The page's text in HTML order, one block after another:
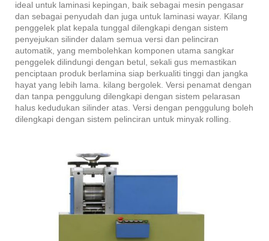
ideal untuk laminasi kepingan, baik sebagai mesin pengasar
dan sebagai penyudah dan juga untuk laminasi wayar. Kilang
penggelek plat kepala tunggal dilengkapi dengan sistem
penyejukan silinder dalam semua versi dan pelinciran
automatik, yang membolehkan komponen utama sangkar
penggelek dilindungi dengan betul, sekali gus memastikan
penciptaan produk berlamina siap berkualiti tinggi dan jangka
hayat yang lebih lama. kilang bergolek. Versi penamat dengan
dan tanpa penggulung dilengkapi dengan sistem pelarasan
halus kedudukan silinder atas. Versi dengan penggulung boleh
dilengkapi dengan sistem pelinciran untuk minyak rolling.